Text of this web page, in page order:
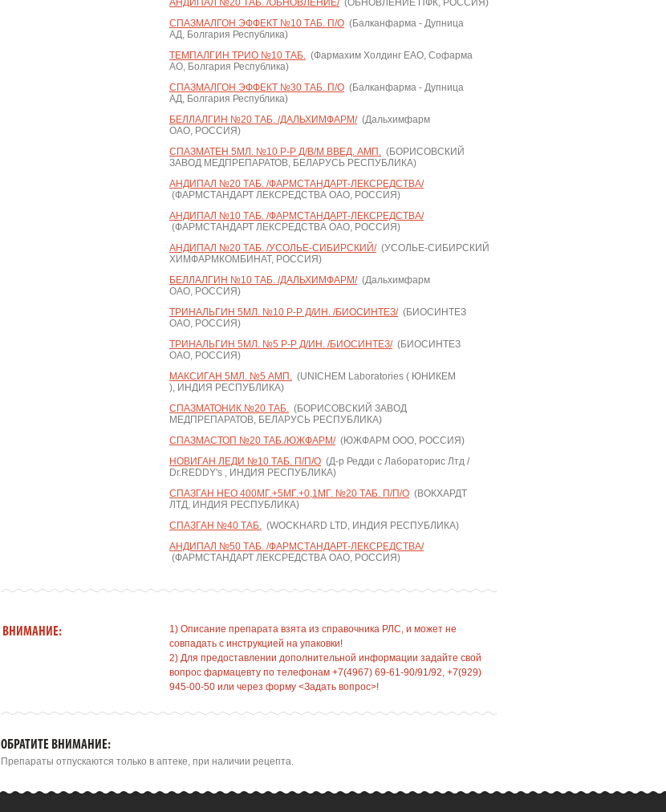
АНДИПАЛ №20 ТАБ. /ОБНОВЛЕНИЕ/(ОБНОВЛЕНИЕ ПФК, РОССИЯ)
СПАЗМАЛГОН ЭФФЕКТ №10 ТАБ. П/О (Балканфарма - Дупница
АД, Болгария Республика)
ТЕМПАЛГИН ТРИО №10 ТАБ. (Фармахим Холдинг ЕАО, Софарма
АО, Болгария Республика)
СПАЗМАЛГОН ЭФФЕКТ №30 ТАБ. П/О (Балканфарма - Дупница
АД, Болгария Республика)
БЕЛЛАЛГИН №20 ТАБ. /ДАЛЬХИМФАРМ/(Дальхимфарм
ОАО, РОССИЯ)
СПАЗМАТЕН 5МЛ. №10 Р-Р Д/В/М ВВЕД. АМП. (БОРИСОВСКИЙ
ЗАВОД МЕДПРЕПАРАТОВ, БЕЛАРУСЬ РЕСПУБЛИКА)
АНДИПАЛ №20 ТАБ. /ФАРМСТАНДАРТ-ЛЕКСРЕДСТВА/
(ФАРМСТАНДАРТ ЛЕКСРЕДСТВА ОАО, РОССИЯ)
АНДИПАЛ №10 ТАБ. /ФАРМСТАНДАРТ-ЛЕКСРЕДСТВА/
(ФАРМСТАНДАРТ ЛЕКСРЕДСТВА ОАО, РОССИЯ)
АНДИПАЛ №20 ТАБ. /УСОЛЬЕ-СИБИРСКИЙ/(УСОЛЬЕ-СИБИРСКИЙ
ХИМФАРМКОМБИНАТ, РОССИЯ)
БЕЛЛАЛГИН №10 ТАБ. /ДАЛЬХИМФАРМ/(Дальхимфарм
ОАО, РОССИЯ)
ТРИНАЛЬГИН 5МЛ. №10 Р-Р Д/ИН. /БИОСИНТЕЗ/(БИОСИНТЕЗ
ОАО, РОССИЯ)
ТРИНАЛЬГИН 5МЛ. №5 Р-Р Д/ИН. /БИОСИНТЕЗ/(БИОСИНТЕЗ
ОАО, РОССИЯ)
МАКСИГАН 5МЛ. №5 АМП. (UNICHEM Laboratories ( ЮНИКЕМ
), ИНДИЯ РЕСПУБЛИКА)
СПАЗМАТОНИК №20 ТАБ. (БОРИСОВСКИЙ ЗАВОД
МЕДПРЕПАРАТОВ, БЕЛАРУСЬ РЕСПУБЛИКА)
СПАЗМАСТОП №20 ТАБ./ЮЖФАРМ/(ЮЖФАРМ ООО, РОССИЯ)
НОВИГАН ЛЕДИ №10 ТАБ. П/П/О (Д-р Редди с Лабораторис Лтд /
Dr.REDDY's , ИНДИЯ РЕСПУБЛИКА)
СПАЗГАН НЕО 400МГ.+5МГ.+0,1МГ. №20 ТАБ. П/П/О (ВОКХАРДТ
ЛТД, ИНДИЯ РЕСПУБЛИКА)
СПАЗГАН №40 ТАБ. (WOCKHARD LTD, ИНДИЯ РЕСПУБЛИКА)
АНДИПАЛ №50 ТАБ. /ФАРМСТАНДАРТ-ЛЕКСРЕДСТВА/
(ФАРМСТАНДАРТ ЛЕКСРЕДСТВА ОАО, РОССИЯ)
ВНИМАНИЕ:
1) Описание препарата взята из справочника РЛС, и может не
совпадать с инструкцией на упаковки!
2) Для предоставлении дополнительной информации задайте свой
вопрос фармацевту по телефонам +7(4967) 69-61-90/91/92, +7(929)
945-00-50 или через форму <Задать вопрос>!
ОБРАТИТЕ ВНИМАНИЕ:
Препараты отпускаются только в аптеке, при наличии рецепта.